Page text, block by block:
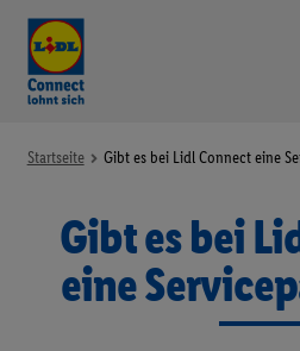
VORTEILE
TARIFE & GERÄTE
LIDL PLUS
Startseite Gibt es bei Lidl Connect eine
Gibt es bei
eine